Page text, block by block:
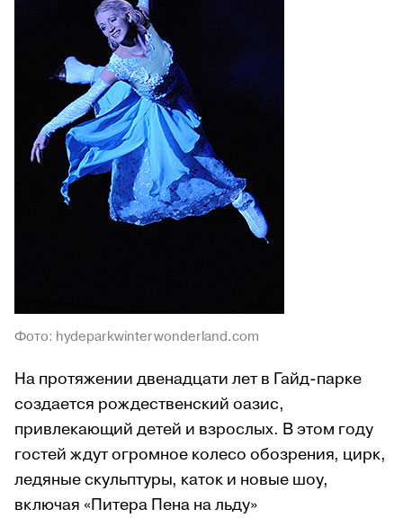
Фото: hydeparkwinterwonderland.com
На протяжении двенадцати лет в Гайд-парке
создается рождественский оазис,
привлекающий детей и взрослых. В этом году
гостей ждут огромное колесо обозрения, цирк,
ледяные скульптуры, каток и новые шоу,
включая «Питера Пена на льду»